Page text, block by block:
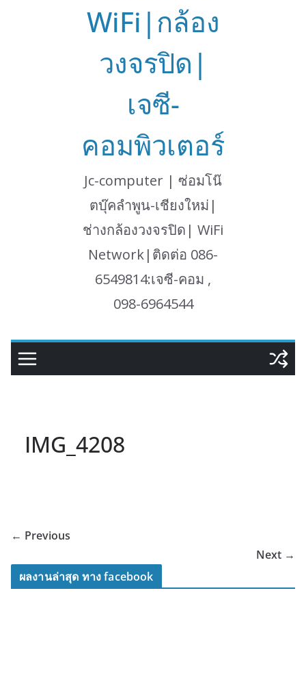
WiFi|กล้อง
วงจรปิด|
เจซี-
คอมพิวเตอร์
Jc-computer | ซ่อมโน๊
ตบุ๊คลำพูน-เชียงใหม่|
ช่างกล้องวงจรปิด| WiFi
Network|ติดต่อ 086-
6549814:เจซี-คอม ,
098-6964544
IMG_4208
← Previous
Next →
ผลงานล่าสุด ทาง facebook